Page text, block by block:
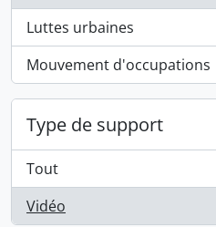
Luttes urbaines
, 1 résultats
Mouvement d'occupations
, 1 résultats
Type de support
Tout
Vidéo
, 1 résultats